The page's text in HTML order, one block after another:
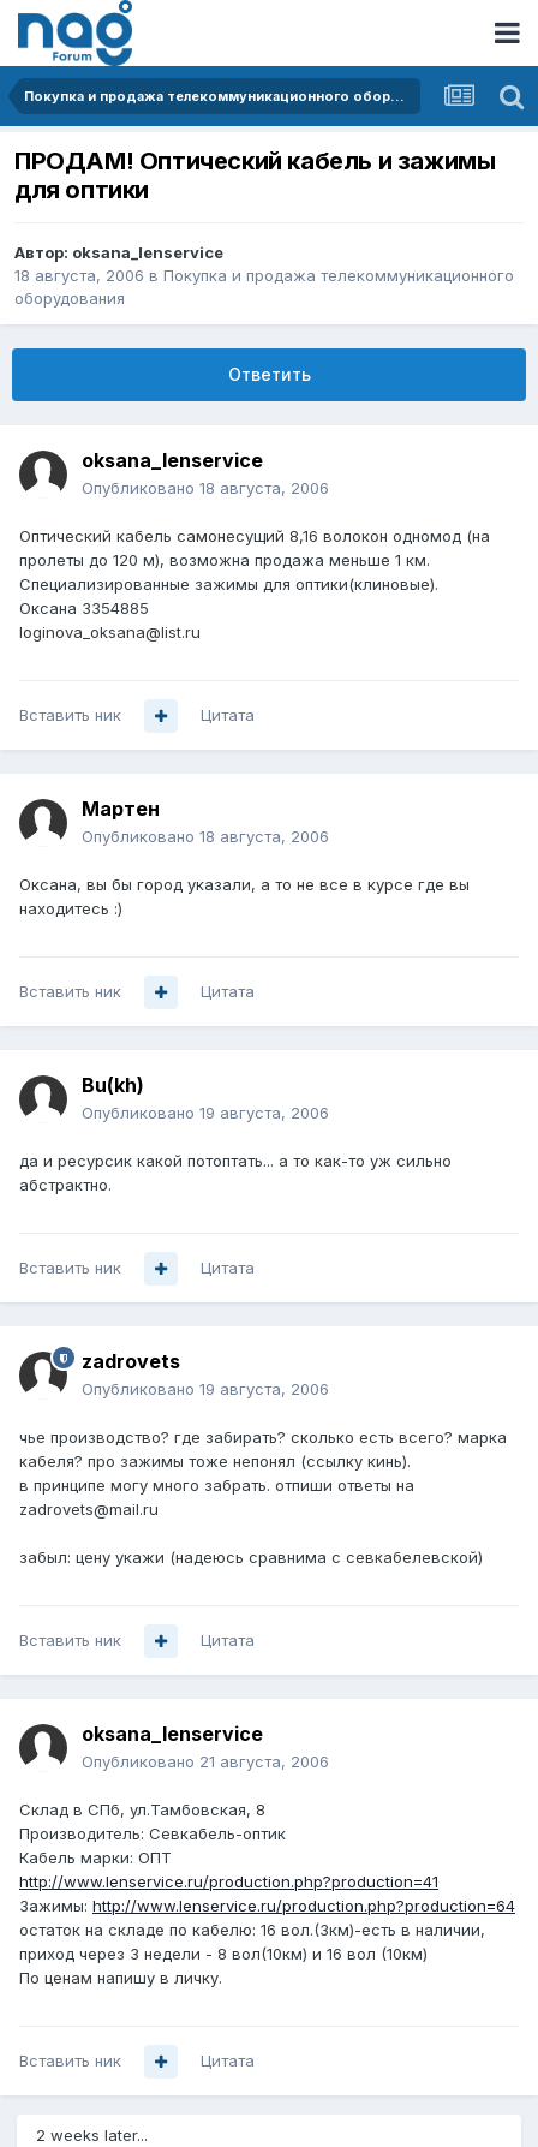
Покупка и продажа телекоммуникационного оборудования
ПРОДАМ! Оптический кабель и зажимы
для оптики
Автор: oksana_lenservice
18 августа, 2006 в Покупка и продажа телекоммуникационного
оборудования
Ответить
oksana_lenservice
Опубликовано 18 августа, 2006
Оптический кабель самонесущий 8,16 волокон одномод (на
пролеты до 120 м), возможна продажа меньше 1 км.
Специализированные зажимы для оптики(клиновые).
Оксана 3354885
loginova_oksana@list.ru
Вставить ник Цитата
Мартен
Опубликовано 18 августа, 2006
Оксана, вы бы город указали, а то не все в курсе где вы
находитесь :)
Вставить ник Цитата
Bu(kh)
Опубликовано 19 августа, 2006
да и ресурсик какой потоптать... а то как-то уж сильно
абстрактно.
Вставить ник Цитата
zadrovets
Опубликовано 19 августа, 2006
чье производство? где забирать? сколько есть всего? марка
кабеля? про зажимы тоже непонял (ссылку кинь).
в принципе могу много забрать. отпиши ответы на
zadrovets@mail.ru
забыл: цену укажи (надеюсь сравнима с севкабелевской)
Вставить ник Цитата
oksana_lenservice
Опубликовано 21 августа, 2006
Склад в СПб, ул.Тамбовская, 8
Производитель: Севкабель-оптик
Кабель марки: ОПТ
http://www.lenservice.ru/production.php?production=41
Зажимы: http://www.lenservice.ru/production.php?production=64
остаток на складе по кабелю: 16 вол.(3км)-есть в наличии,
приход через 3 недели - 8 вол(10км) и 16 вол (10км)
По ценам напишу в личку.
Вставить ник Цитата
2 weeks later...